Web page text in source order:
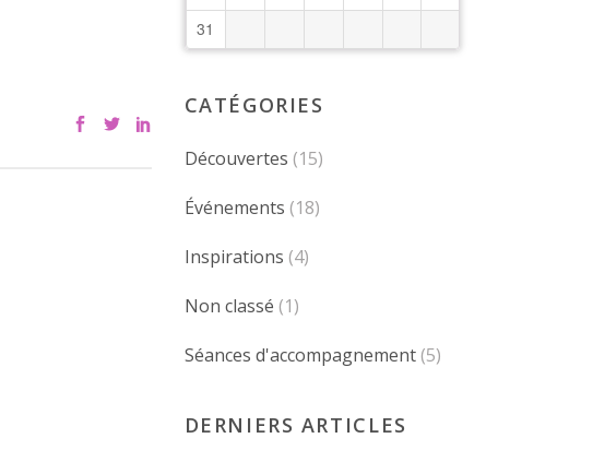
31
CATÉGORIES
Découvertes (15)
Événements (18)
Inspirations (4)
Non classé (1)
Séances d'accompagnement(5)
DERNIERS ARTICLES